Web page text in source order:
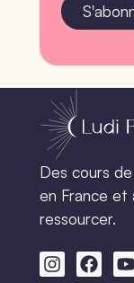
Des cours
en France et
ressourcer.